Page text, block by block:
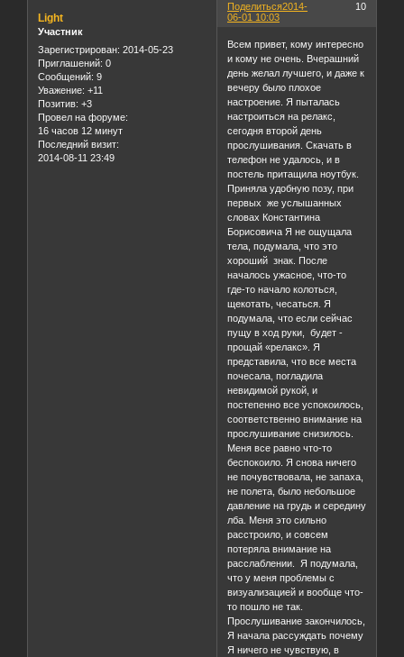
Поделиться 10
2014-
06-01 10:03
Light
Участник
Зарегистрирован: 2014-05-23
Приглашений: 0
Сообщений: 9
Уважение: +11
Позитив: +3
Провел на форуме:
16 часов 12 минут
Последний визит:
2014-08-11 23:49
Всем привет, кому интересно
и кому не очень. Вчерашний
день желал лучшего, и даже к
вечеру было плохое
настроение. Я пыталась
настроиться на релакс,
сегодня второй день
прослушивания. Скачать в
телефон не удалось, и в
постель притащила ноутбук.
Приняла удобную позу, при
первых же услышанных
словах Константина
Борисовича Я не ощущала
тела, подумала, что это
хороший знак. После
началось ужасное, что-то
где-то начало колоться,
щекотать, чесаться. Я
подумала, что если сейчас
пущу в ход руки, будет -
прощай «релакс». Я
представила, что все места
почесала, погладила
невидимой рукой, и
постепенно все успокоилось,
соответственно внимание на
прослушивание снизилось.
Меня все равно что-то
беспокоило. Я снова ничего
не почувствовала, не запаха,
не полета, было небольшое
давление на грудь и середину
лба. Меня это сильно
расстроило, и совсем
потеряла внимание на
расслаблении. Я подумала,
что у меня проблемы с
визуализацией и вообще что-
то пошло не так.
Прослушивание закончилось,
Я начала рассуждать почему
Я ничего не чувствую, в